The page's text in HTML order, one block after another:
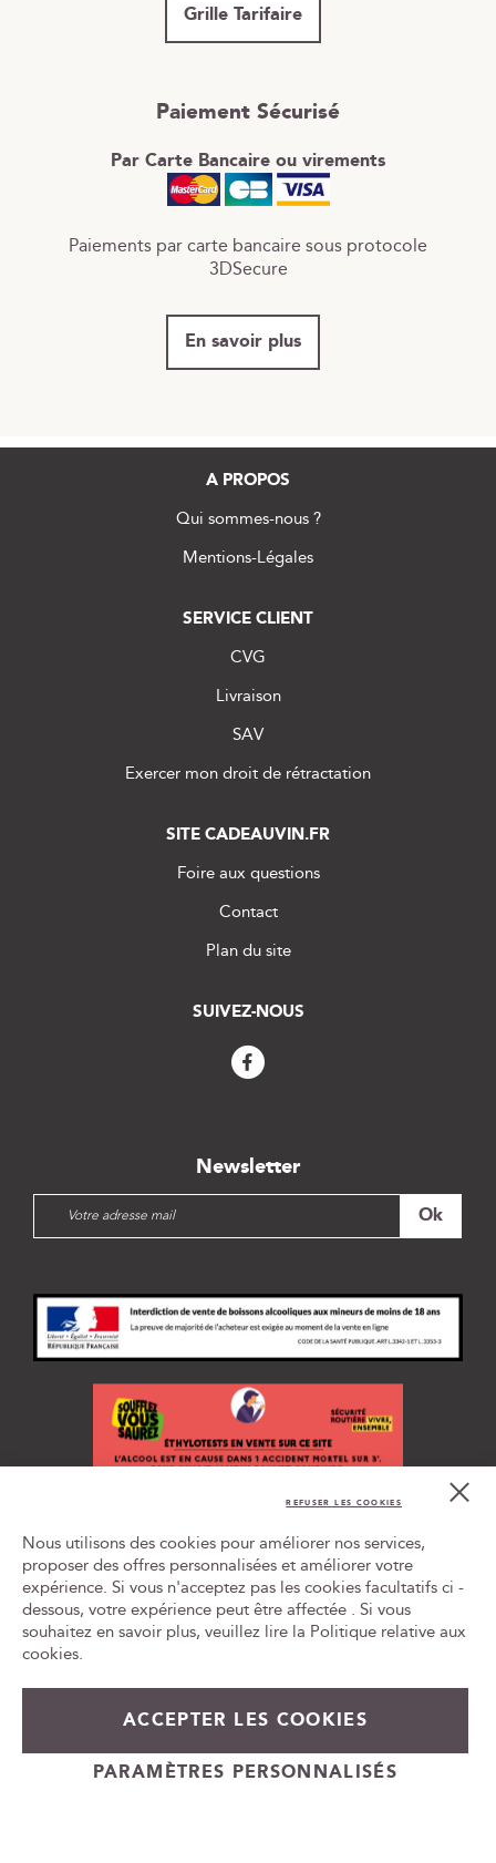
En rupture de stock
+
-
Grille Tarifaire
Paiement Sécurisé
Par Carte Bancaire ou virements
Paiements par carte bancaire sous protocole
3DSecure
En savoir plus
A PROPOS
Qui sommes-nous ?
Mentions-Légales
SERVICE CLIENT
CVG
Livraison
SAV
Exercer mon droit de rétractation
SITE CADEAUVIN.FR
Foire aux questions
Contact
Plan du site
SUIVEZ-NOUS
Newsletter
I
r
t
n
r
e
n
e
w
s
e
e
Ok
CONSOMMER AVEC MODÉRATION
Cadeauvin.fr - © Copyright 2024 - Tous droits réservés
Nous utilisons des cookies pour améliorer nos services,
proposer des offres personnalisées et améliorer votre
expérience. Si vous n'acceptez pas les cookies facultatifs ci -
dessous, votre expérience peut être affectée . Si vous
souhaitez en savoir plus, veuillez lire la Politique relative aux
cookies.
ACCEPTER LES COOKIES
PARAMÈTRES PERSONNALISÉS
REFUSER LES COOKIES